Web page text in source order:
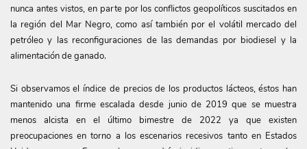
nunca antes vistos, en parte por los conflictos geopolíticos suscitados en
la región del Mar Negro, como así también por el volátil mercado del
petróleo y las reconfiguraciones de las demandas por biodiesel y la
alimentación de ganado.
Si observamos el índice de precios de los productos lácteos, éstos han
mantenido una firme escalada desde junio de 2019 que se muestra
menos alcista en el último bimestre de 2022 ya que existen
preocupaciones en torno a los escenarios recesivos tanto en Estados